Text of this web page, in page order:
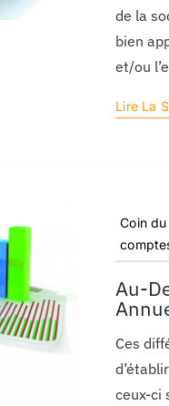
de la
bien
et/ou
Lire La
Coin
Au-
Ces
ceux-ci